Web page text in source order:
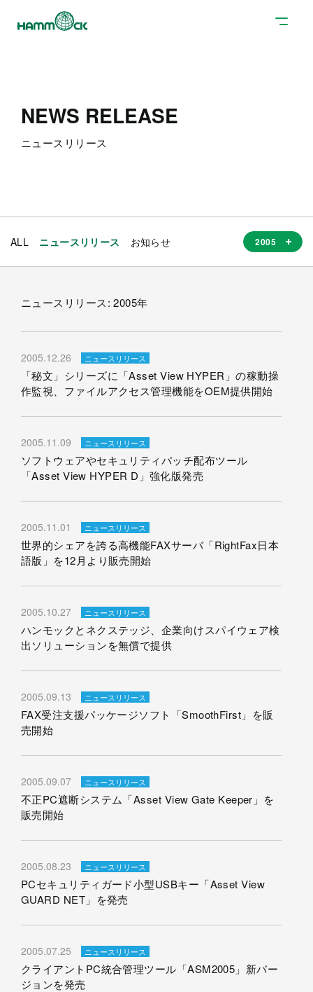
NEWS RELEASE
ニュースリリース
ニュースリリース: 2005年
2005.12.26 ニュースリリース
「秘文」シリーズに「Asset View HYPER」の稼動操
作監視、ファイルアクセス管理機能をOEM提供開始
2005.11.09 ニュースリリース
ソフトウェアやセキュリティパッチ配布ツール
「Asset View HYPER D」強化版発売
2005.11.01 ニュースリリース
世界的シェアを誇る高機能FAXサーバ「RightFax日本
語版」を12月より販売開始
2005.10.27 ニュースリリース
ハンモックとネクステッジ、企業向けスパイウェア検
出ソリューションを無償で提供
2005.09.13 ニュースリリース
FAX受注支援パッケージソフト「SmoothFirst」を販
売開始
2005.09.07 ニュースリリース
不正PC遮断システム「Asset View Gate Keeper」を
販売開始
2005.08.23 ニュースリリース
PCセキュリティガード小型USBキー「Asset View
GUARD NET」を発売
2005.07.25 ニュースリリース
クライアントPC統合管理ツール「ASM2005」新バー
ジョンを発売
ALL ニュースリリース お知らせ